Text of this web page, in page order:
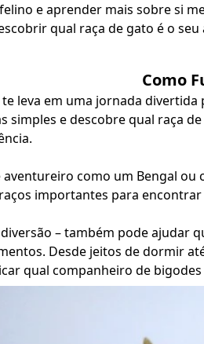
e aprender mais sobre si
qual raça de gato é o
Como
te leva em uma jornada
simples e descobre qual raça
aventureiro como um Bengal
importantes para
diversão – também pode ajudar
Desde jeitos de dormir
qual companheiro de bigodes